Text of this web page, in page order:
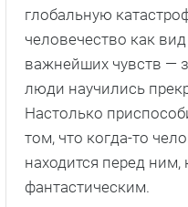
глобальную
человечество как
важнейших чувств —
люди научились
Настолько
том, что когда-то
находится перед ним,
фантастическим.